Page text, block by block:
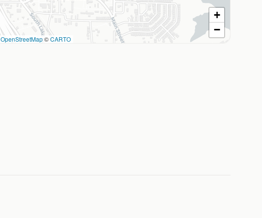
OpenStreetMap©CARTO
+
−